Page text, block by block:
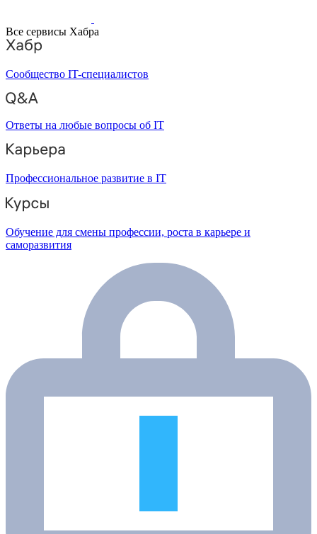
Все сервисы Хабра
Сообщество IT-специалистов
Ответы на любые вопросы об IT
Профессиональное развитие в IT
Обучение для смены профессии, роста в карьере и
саморазвития